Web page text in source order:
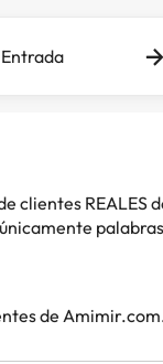
Entrada
clientes
de